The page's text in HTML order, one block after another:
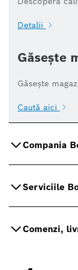
Detalii
Găsește
Găsește
Caută aici
Compania
Serviciile
Comenzi,